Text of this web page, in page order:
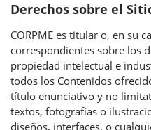
Derechos sobre el
CORPME es titular o, en su
correspondientes sobre los
propiedad intelectual e
todos los Contenidos
título enunciativo y no
textos, fotografías o
diseños, interfaces, o